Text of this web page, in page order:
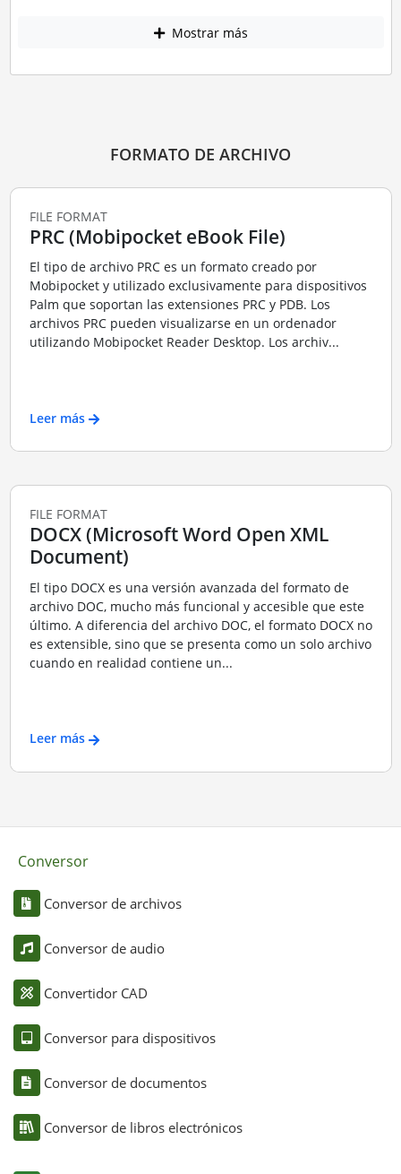
Mostrar más
FORMATO DE ARCHIVO
FILE FORMAT
PRC (Mobipocket eBook File)
El tipo de archivo PRC es un formato creado por
Mobipocket y utilizado exclusivamente para dispositivos
Palm que soportan las extensiones PRC y PDB. Los
archivos PRC pueden visualizarse en un ordenador
utilizando Mobipocket Reader Desktop. Los archiv...
Leer más
FILE FORMAT
DOCX (Microsoft Word Open XML
Document)
El tipo DOCX es una versión avanzada del formato de
archivo DOC, mucho más funcional y accesible que este
último. A diferencia del archivo DOC, el formato DOCX no
es extensible, sino que se presenta como un solo archivo
cuando en realidad contiene un...
Leer más
Conversor
Conversor de archivos
Conversor de audio
Convertidor CAD
Conversor para dispositivos
Conversor de documentos
Conversor de libros electrónicos